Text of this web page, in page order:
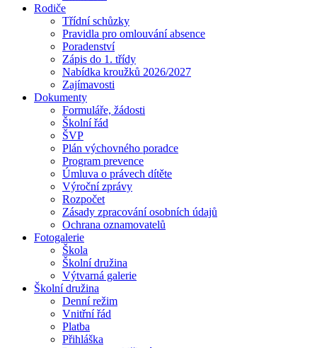
Rodiče
Třídní schůzky
Pravidla pro omlouvání absence
Poradenství
Zápis do 1. třídy
Nabídka kroužků 2026/2027
Zajímavosti
Dokumenty
Formuláře, žádosti
Školní řád
ŠVP
Plán výchovného poradce
Program prevence
Úmluva o právech dítěte
Výroční zprávy
Rozpočet
Zásady zpracování osobních údajů
Ochrana oznamovatelů
Fotogalerie
Škola
Školní družina
Výtvarná galerie
Školní družina
Denní režim
Vnitřní řád
Platba
Přihláška